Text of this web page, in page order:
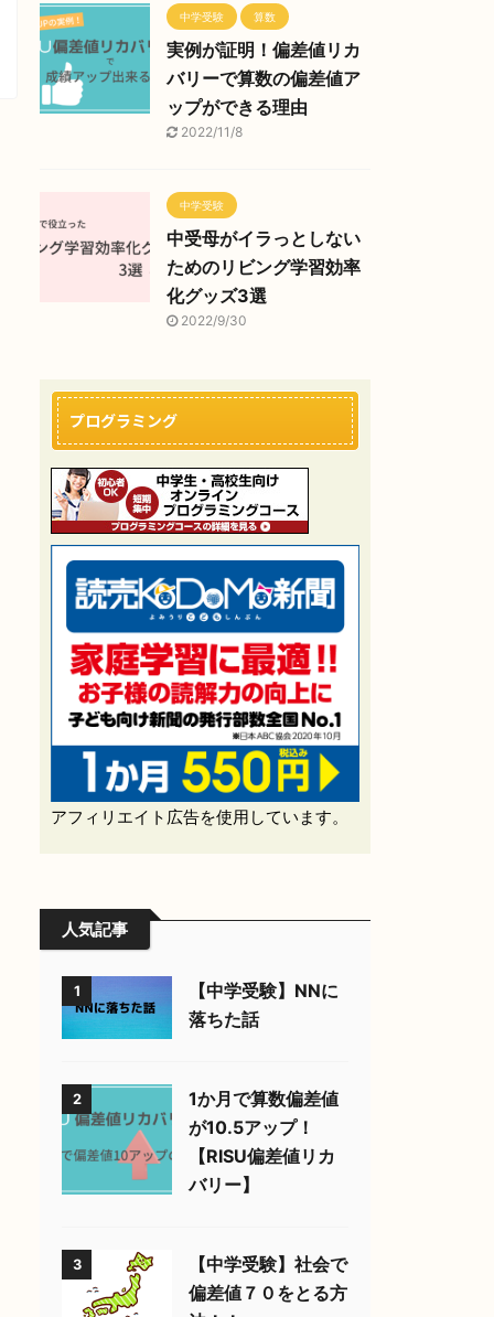
中学受験 算数
実例が証明！偏差値リカ
バリーで算数の偏差値ア
ップができる理由
2022/11/8
中学受験
中受母がイラっとしない
ためのリビング学習効率
化グッズ3選
2022/9/30
プログラミング
アフィリエイト広告を使用しています。
人気記事
1
【中学受験】NNに
落ちた話
2
1か月で算数偏差値
が10.5アップ！
【RISU偏差値リカ
バリー】
3
【中学受験】社会で
偏差値７０をとる方